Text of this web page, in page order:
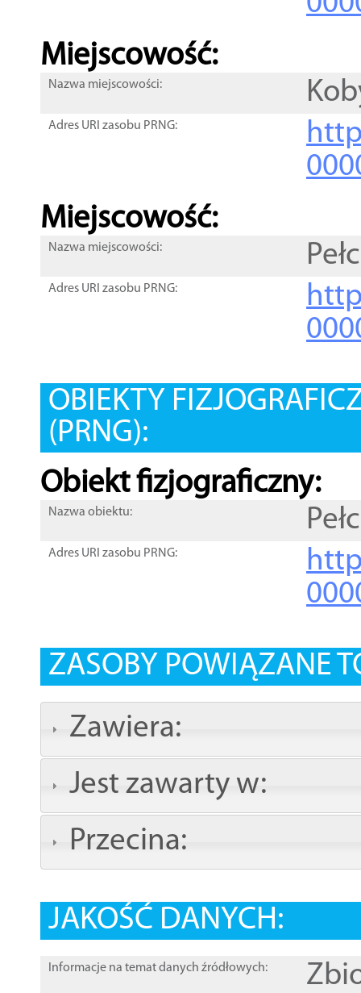
Miejscowość:
Nazwa miejscowości:
Adres URI zasobu PRNG:
Miejscowość:
Nazwa miejscowości:
Adres URI zasobu PRNG:
OBIEKTY
(PRNG):
Obiekt fizjograficzny:
Nazwa obiektu:
Adres URI zasobu PRNG:
ZASOBY POWIĄZANE
Zawiera:
Jest zawarty w:
Przecina:
JAKOŚĆ DANYCH:
Informacje na temat danych źródłowych: